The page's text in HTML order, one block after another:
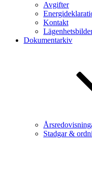
Avgifter
Kontakt
Dokumentarkiv
Stadgar &